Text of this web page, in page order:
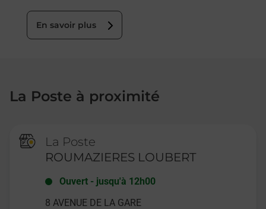
En savoir plus
La Poste à proximité
La Poste
ROUMAZIERES LOUBERT
Ouvert - jusqu'à 12h00
8 AVENUE DE LA GARE